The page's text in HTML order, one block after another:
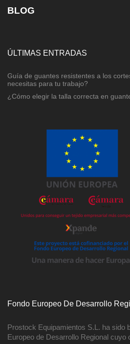
BLOG
ÚLTIMAS ENTRADAS
Guía de guantes resistentes a los
necesitas para tu trabajo?
¿Cómo elegir la talla correcta en
Fondo Europeo De Desarrollo
Prostock Equipamientos S.L. ha sido
Europeo de Desarrollo Regional cuyo